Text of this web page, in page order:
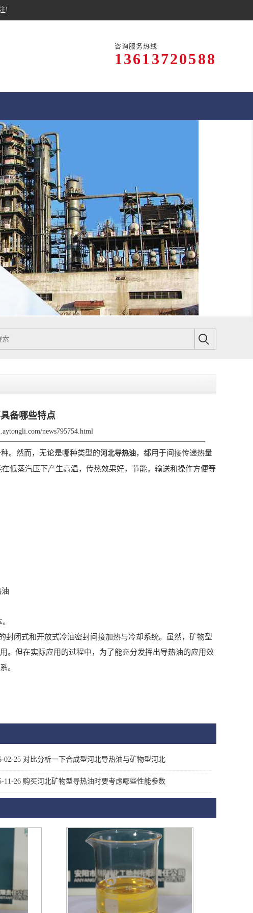
!
咨询服务热线
13613720588
备哪些特点
news795754.html
。然而，无论是哪种类型的河北导热油，都用于间接传递热量
低蒸汽压下产生高温，传热效果好，节能，输送和操作方便等
闭式和开放式冷油密封间接加热与冷却系统。虽然，矿物型
。但在实际应用的过程中，为了能充分发挥出导热油的应用效
。
02-25 对比分析一下合成型河北导热油与矿物型河北
11-26 购买河北矿物型导热油时要考虑哪些性能参数